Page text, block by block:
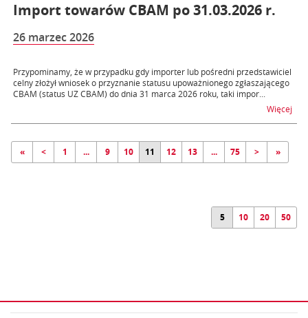
Import towarów CBAM po 31.03.2026 r.
26 marzec 2026
Przypominamy, że w przypadku gdy importer lub pośredni przedstawiciel
celny złożył wniosek o przyznanie statusu upoważnionego zgłaszającego
CBAM (status UZ CBAM) do dnia 31 marca 2026 roku, taki impor...
Więcej
« < 1 ... 9 10 11 12 13 ... 75 > »
5 10 20 50